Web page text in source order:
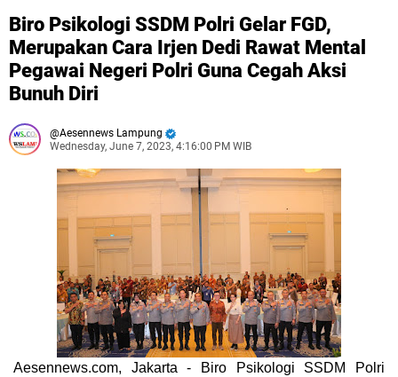
Biro Psikologi SSDM Polri Gelar FGD,
Merupakan Cara Irjen Dedi Rawat Mental
Pegawai Negeri Polri Guna Cegah Aksi
Bunuh Diri
Aesennews Lampung
Wednesday, June 7, 2023, 4:16:00 PM WIB
Aesennews.com, Jakarta - Biro Psikologi SSDM Polri